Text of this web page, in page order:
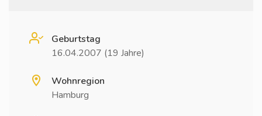
Geburtstag
16.04.2007 (19 Jahre)
Wohnregion
Hamburg